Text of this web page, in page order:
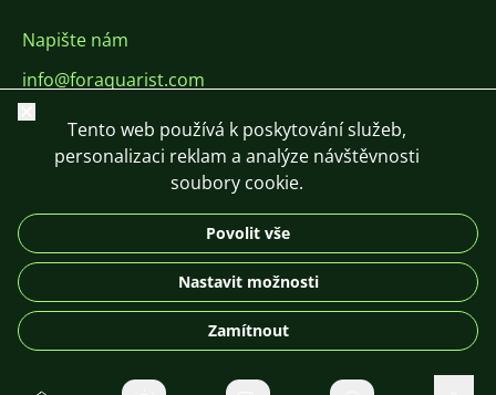
Napište nám
info@foraquarist.com
+420 603 449 602
DE
© 2026 For Aquarist
Zavřít
Tento web používá k poskytování služeb,
personalizaci reklam a analýze návštěvnosti
soubory cookie.
Povolit vše
Nastavit možnosti
Zamítnout